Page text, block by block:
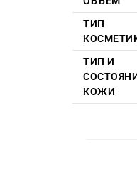
ТИП
ТИП И
КОЖИ